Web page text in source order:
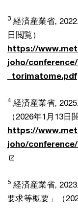
3 経済産業省,
日閲覧）
https://
joho/
_torimatome.pdf
4経済産業省,
（2026年1月13日
https://
joho/
5 経済産業省,
要求等概要」（